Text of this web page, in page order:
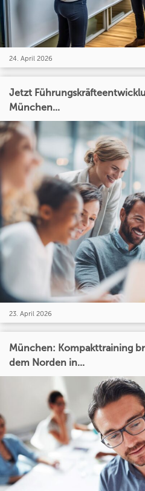
24. April 2026
Jetzt
München...
23. April 2026
München: Kompakttraining
dem Norden in...